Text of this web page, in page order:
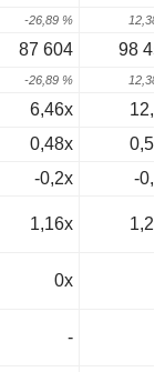
-26,89 % 12,38
87 604 98
-26,89 % 12,38
6,46x
0,48x
-0,2x
-
1,16x
0x
-